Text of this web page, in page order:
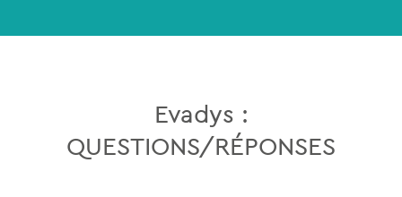
Evadys :
QUESTIONS/RÉPONSES